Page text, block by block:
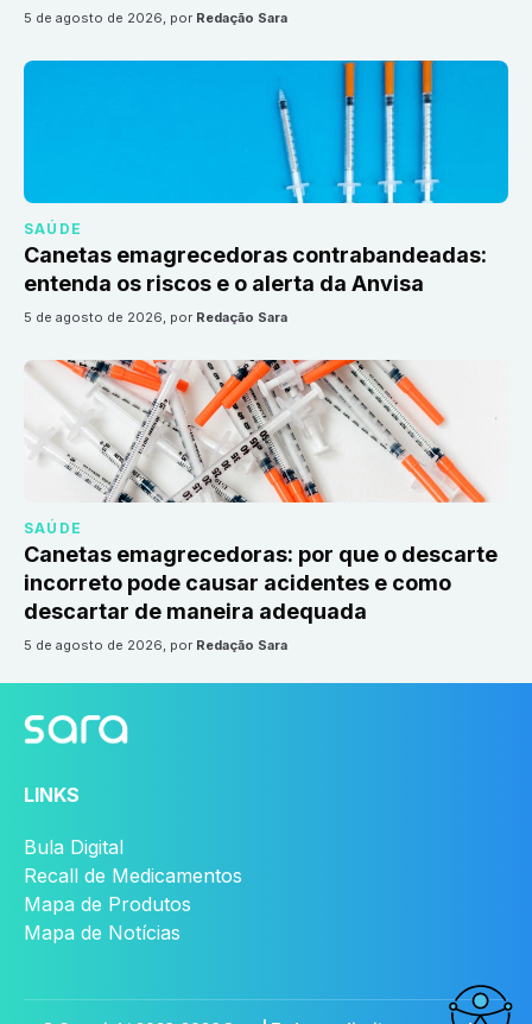
5 de agosto de 2026, por Redação Sara
SAÚDE
Canetas emagrecedoras contrabandeadas:
entenda os riscos e o alerta da Anvisa
5 de agosto de 2026, por Redação Sara
SAÚDE
Canetas emagrecedoras: por que o descarte
incorreto pode causar acidentes e como
descartar de maneira adequada
5 de agosto de 2026, por Redação Sara
LINKS
Bula Digital
Recall de Medicamentos
Mapa de Produtos
Mapa de Notícias